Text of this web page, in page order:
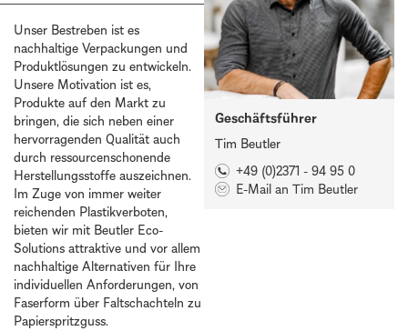
Unser Bestreben ist es
nachhaltige Verpackungen und
Produktlösungen zu entwickeln.
Unsere Motivation ist es,
Produkte auf den Markt zu
bringen, die sich neben einer
hervorragenden Qualität auch
durch ressourcenschonende
Herstellungsstoffe auszeichnen.
Im Zuge von immer weiter
reichenden Plastikverboten,
bieten wir mit Beutler Eco-
Solutions attraktive und vor allem
nachhaltige Alternativen für Ihre
individuellen Anforderungen, von
Faserform über Faltschachteln zu
Papierspritzguss.
Geschäftsführer
Tim Beutler
+49 (0)2371 - 94 95 0
E-Mail an Tim Beutler